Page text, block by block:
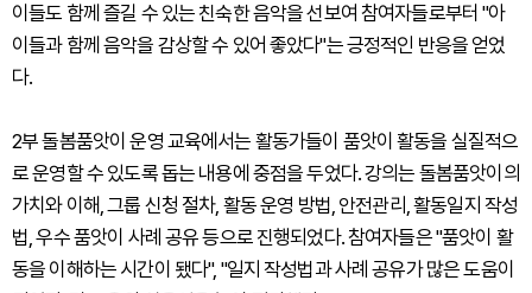
이들도 함께 즐길 수 있는 친숙한 음악을 선보여 참여자들로부터 "아
이들과 함께 음악을 감상할 수 있어 좋았다"는 긍정적인 반응을 얻었
다.
2부 돌봄품앗이 운영 교육에서는 활동가들이 품앗이 활동을 실질적으
로 운영할 수 있도록 돕는 내용에 중점을 두었다. 강의는 돌봄품앗이의
가치와 이해, 그룹 신청 절차, 활동 운영 방법, 안전관리, 활동일지 작성
법, 우수 품앗이 사례 공유 등으로 진행되었다. 참여자들은 "품앗이 활
동을 이해하는 시간이 됐다", "일지 작성법과 사례 공유가 많은 도움이